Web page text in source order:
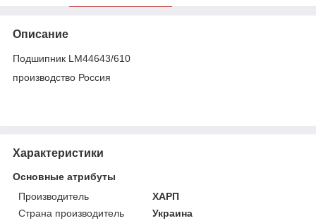
Описание
Подшипник LM44643/610
производство Россия
Характеристики
Основные атрибуты
Производитель
ХАРП
Страна производитель
Украина